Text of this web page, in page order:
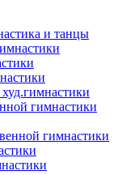
и танцы
гимнастики
гимнастики